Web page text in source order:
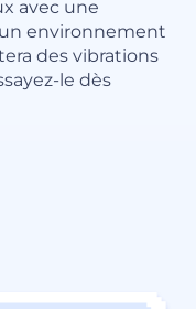
avec une
environnement
des vibrations
le dès